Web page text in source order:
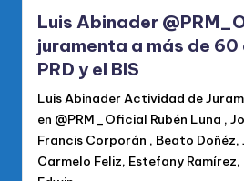
d
el
P
R
M
Luis Abinader
juramenta a más de
PRD y el BIS
Luis Abinader Actividad de
en @PRM_Oficial Rubén Luna ,
Francis Corporán , Beato Doñéz,
Carmelo Feliz, Estefany Ramírez,